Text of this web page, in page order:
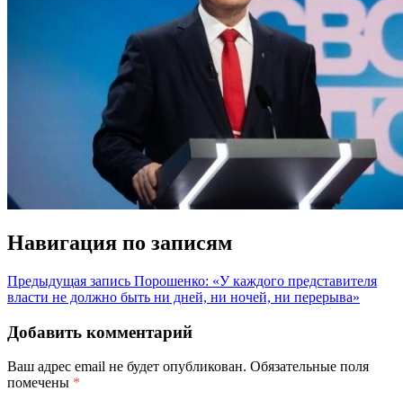
Навигация по записям
Предыдущая запись Порошенко: «У каждого представителя
власти не должно быть ни дней, ни ночей, ни перерыва»
Добавить комментарий
Ваш адрес email не будет опубликован. Обязательные поля
помечены *